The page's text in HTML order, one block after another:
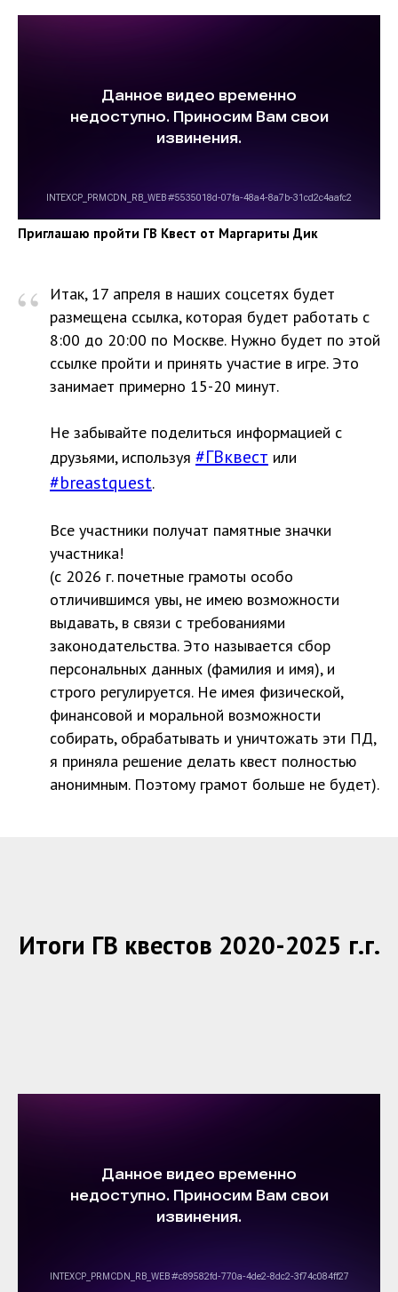
Приглашаю пройти ГВ Квест от Маргариты Дик
“
Итак, 17 апреля в наших соцсетях будет
размещена ссылка, которая будет работать с
8:00 до 20:00 по Москве. Нужно будет по этой
ссылке пройти и принять участие в игре. Это
занимает примерно 15-20 минут.
Не забывайте поделиться информацией с
друзьями, используя #ГВквест или
#breastquest.
Все участники получат памятные значки
участника!
(c 2026 г. почетные грамоты особо
отличившимся увы, не имею возможности
выдавать, в связи с требованиями
законодательства. Это называется сбор
персональных данных (фамилия и имя), и
строго регулируется. Не имея физической,
финансовой и моральной возможности
собирать, обрабатывать и уничтожать эти ПД,
я приняла решение делать квест полностью
анонимным. Поэтому грамот больше не будет).
Итоги ГВ квестов 2020-2025 г.г.